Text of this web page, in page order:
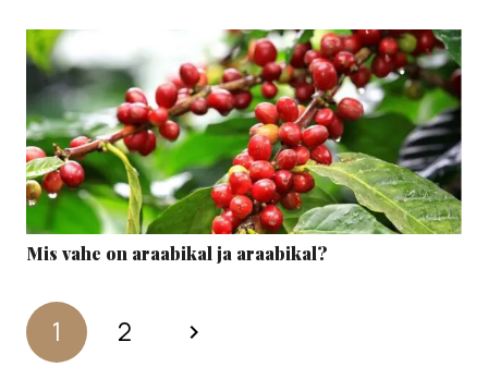
Mis vahe on araabikal ja araabikal?
1 2